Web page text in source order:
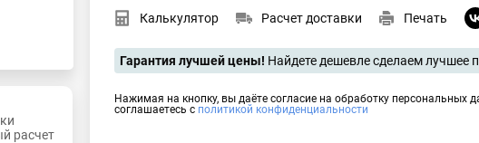
расчет
Калькулятор Расчет доставки Печать
Гарантия лучшей цены! Найдете дешевле сделаем лучшее
Нажимая на кнопку, вы даёте согласие на обработку персональных
соглашаетесь с политикой конфиденциальности